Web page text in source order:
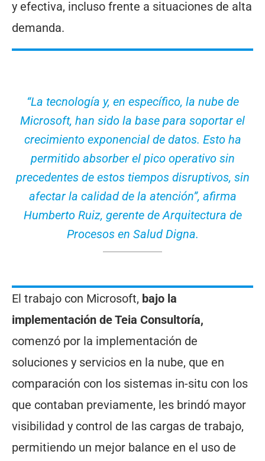
y efectiva, incluso frente a situaciones de alta
demanda.
“La tecnología y, en específico, la nube de
Microsoft, han sido la base para soportar el
crecimiento exponencial de datos. Esto ha
permitido absorber el pico operativo sin
precedentes de estos tiempos disruptivos, sin
afectar la calidad de la atención”, afirma
Humberto Ruiz, gerente de Arquitectura de
Procesos en Salud Digna.
El trabajo con Microsoft, bajo la
implementación de Teia Consultoría,
comenzó por la implementación de
soluciones y servicios en la nube, que en
comparación con los sistemas in-situ con los
que contaban previamente, les brindó mayor
visibilidad y control de las cargas de trabajo,
permitiendo un mejor balance en el uso de